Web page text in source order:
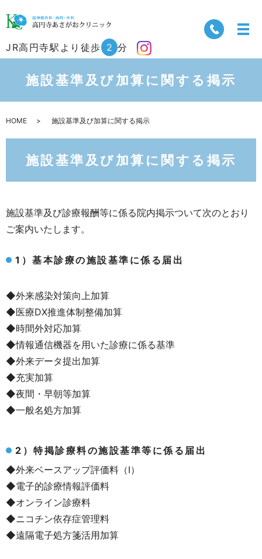
JR高円寺駅より徒歩 2 分
施設基準及び加算に関する掲示
HOME 施設基準及び加算に関する掲示
施設基準及び加算に関する掲示
施設基準及び診療報酬等に係る院内掲示ついて次のとおり
ご案内いたします。
1）基本診療の施設基準に係る届出
◆外来感染対策向上加算
◆医療DX推進体制整備加算
◆時間外対応加算
◆情報通信機器を用いた診療に係る基準
◆外来データ提出加算
◆充実加算
◆夜間・早朝等加算
◆一般名処方加算
2）特掲診療料の施設基準等に係る届出
◆外来ベースアップ評価料（Ⅰ）
◆電子的診療情報評価料
◆オンライン診療料
◆ニコチン依存症管理料
◆遠隔電子処方箋活用加算